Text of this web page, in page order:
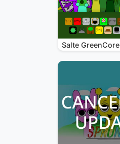
Salte GreenCore